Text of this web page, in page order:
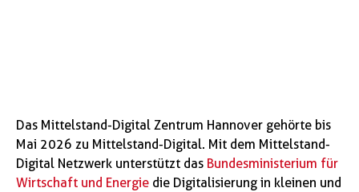
Das Mittelstand-Digital Zentrum Hannover gehörte bis
Mai 2026 zu Mittelstand-Digital. Mit dem Mittelstand-
Digital Netzwerk unterstützt das Bundesministerium für
Wirtschaft und Energie die Digitalisierung in kleinen und